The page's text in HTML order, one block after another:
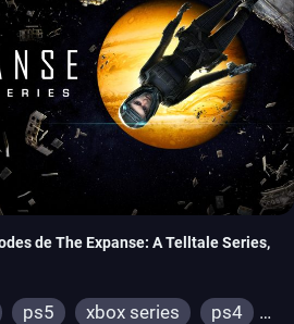
de The Expanse: A Telltale Series,
ps5 xbox series
ps4